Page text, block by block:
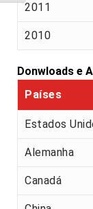
2011
2010
Donwloads e
Países
Estados
Alemanha
Canadá